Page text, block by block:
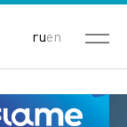
ruen